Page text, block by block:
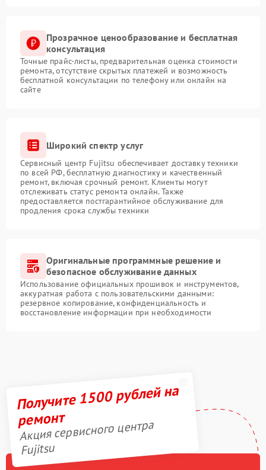
Прозрачное ценообразование и бесплатная
консультация
Точные прайс-листы, предварительная оценка стоимости
ремонта, отсутствие скрытых платежей и возможность
бесплатной консультации по телефону или онлайн на
сайте
Широкий спектр услуг
Сервисный центр Fujitsu обеспечивает доставку техники
по всей РФ, бесплатную диагностику и качественный
ремонт, включая срочный ремонт. Клиенты могут
отслеживать статус ремонта онлайн. Также
предоставляется постгарантийное обслуживание для
продления срока службы техники
Оригинальные программные решение и
безопасное обслуживание данных
Использование официальных прошивок и инструментов,
аккуратная работа с пользовательскими данными:
резервное копирование, конфиденциальность и
восстановление информации при необходимости
Получите 1500 рублей на
ремонт
Акция сервисного центра
Fujitsu